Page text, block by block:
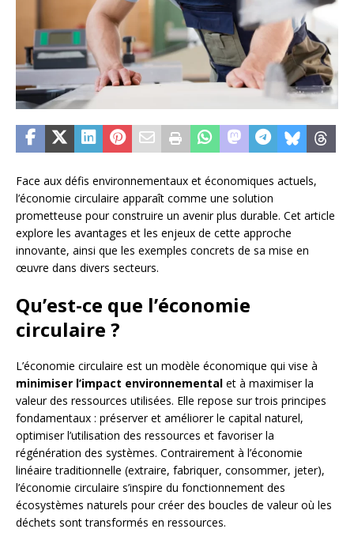
Face aux défis environnementaux et économiques actuels,
l’économie circulaire apparaît comme une solution
prometteuse pour construire un avenir plus durable. Cet article
explore les avantages et les enjeux de cette approche
innovante, ainsi que les exemples concrets de sa mise en
œuvre dans divers secteurs.
Qu’est-ce que l’économie
circulaire ?
L’économie circulaire est un modèle économique qui vise à
minimiser l’impact environnemental et à maximiser la
valeur des ressources utilisées. Elle repose sur trois principes
fondamentaux : préserver et améliorer le capital naturel,
optimiser l’utilisation des ressources et favoriser la
régénération des systèmes. Contrairement à l’économie
linéaire traditionnelle (extraire, fabriquer, consommer, jeter),
l’économie circulaire s’inspire du fonctionnement des
écosystèmes naturels pour créer des boucles de valeur où les
déchets sont transformés en ressources.